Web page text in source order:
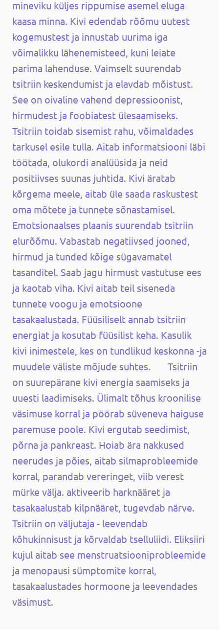
mineviku küljes rippumise asemel eluga
kaasa minna. Kivi edendab rõõmu uutest
kogemustest ja innustab uurima iga
võimalikku lähenemisteed, kuni leiate
parima lahenduse. Vaimselt suurendab
tsitriin keskendumist ja elavdab mõistust.
See on oivaline vahend depressioonist,
hirmudest ja foobiatest ülesaamiseks.
Tsitriin toidab sisemist rahu, võimaldades
tarkusel esile tulla. Aitab informatsiooni läbi
töötada, olukordi analüüsida ja neid
positiivses suunas juhtida. Kivi äratab
kõrgema meele, aitab üle saada raskustest
oma mõtete ja tunnete sõnastamisel.
Emotsionaalses plaanis suurendab tsitriin
elurõõmu. Vabastab negatiivsed jooned,
hirmud ja tunded kõige sügavamatel
tasanditel. Saab jagu hirmust vastutuse ees
ja kaotab viha. Kivi aitab teil siseneda
tunnete voogu ja emotsioone
tasakaalustada. Füüsiliselt annab tsitriin
energiat ja kosutab füüsilist keha. Kasulik
kivi inimestele, kes on tundlikud keskonna -ja
muudele väliste mõjude suhtes. Tsitriin
on suurepärane kivi energia saamiseks ja
uuesti laadimiseks. Ülimalt tõhus kroonilise
väsimuse korral ja pöörab süveneva haiguse
paremuse poole. Kivi ergutab seedimist,
põrna ja pankreast. Hoiab ära nakkused
neerudes ja põies, aitab silmaprobleemide
korral, parandab vereringet, viib verest
mürke välja. aktiveerib harknääret ja
tasakaalustab kilpnääret, tugevdab närve.
Tsitriin on väljutaja - leevendab
kõhukinnisust ja kõrvaldab tselluliidi. Eliksiiri
kujul aitab see menstruatsiooniprobleemide
ja menopausi sümptomite korral,
tasakaalustades hormoone ja leevendades
väsimust.